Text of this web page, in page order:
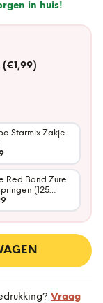
in huis!
Starmix Zakje
Red Band Zure
(125
Vraag